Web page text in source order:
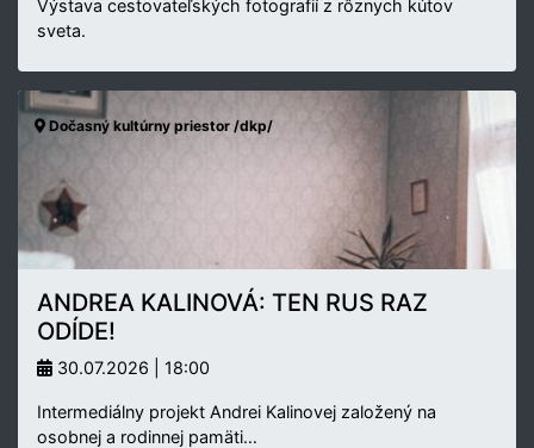
Výstava cestovateľských fotografií z rôznych kútov
sveta.
Dočasný kultúrny priestor /dkp/
ANDREA KALINOVÁ: TEN RUS RAZ
ODÍDE!
30.07.2026 | 18:00
Intermediálny projekt Andrei Kalinovej založený na
osobnej a rodinnej pamäti…